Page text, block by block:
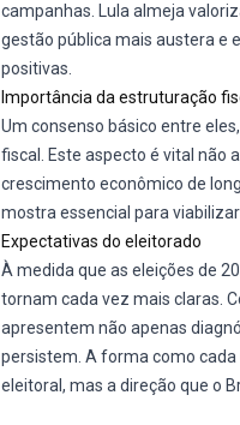
campanhas. Lula almeja
gestão pública mais austera e
positivas.
Importância da estruturação
Um consenso básico entre
fiscal. Este aspecto é vital não
crescimento econômico de
mostra essencial para
Expectativas do eleitorado
À medida que as eleições de
tornam cada vez mais claras.
apresentem não apenas
persistem. A forma como
eleitoral, mas a direção que o